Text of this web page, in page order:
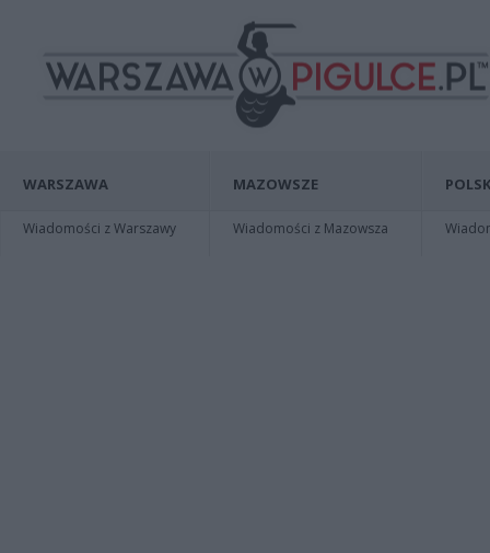
WARSZAWA
Wiadomości z Warszawy
MAZOWSZE
Wiadomości z Mazowsza